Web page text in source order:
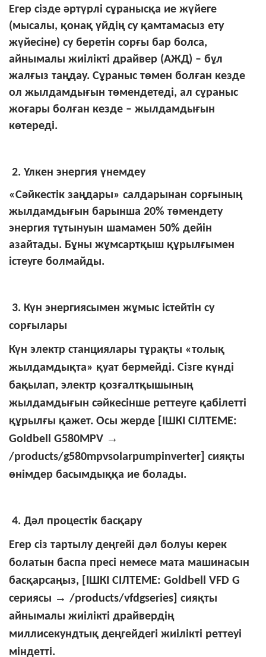
Егер сізде әртүрлі сұранысқа ие жүйеге
(мысалы, қонақ үйдің су қамтамасыз ету
жүйесіне) су беретін сорғы бар болса,
айнымалы жиілікті драйвер (АЖД) – бұл
жалғыз таңдау. Сұраныс төмен болған кезде
ол жылдамдығын төмендетеді, ал сұраныс
жоғары болған кезде – жылдамдығын
көтереді.
2. Үлкен энергия үнемдеу
«Сәйкестік заңдары» салдарынан сорғының
жылдамдығын барынша 20% төмендету
энергия тұтынуын шамамен 50% дейін
азайтады. Бұны жұмсартқыш құрылғымен
істеуге болмайды.
3. Күн энергиясымен жұмыс істейтін су
сорғылары
Күн электр станциялары тұрақты «толық
жылдамдықта» қуат бермейді. Сізге күнді
бақылап, электр қозғалтқышының
жылдамдығын сәйкесінше реттеуге қабілетті
құрылғы қажет. Осы жерде [ІШКІ СІЛТЕМЕ:
Goldbell G580MPV →
/products/g580mpvsolarpumpinverter] сияқты
өнімдер басымдыққа ие болады.
4. Дәл процестік басқару
Егер сіз тартылу деңгейі дәл болуы керек
болатын баспа пресі немесе мата машинасын
басқарсаңыз, [ІШКІ СІЛТЕМЕ: Goldbell VFD G
сериясы → /products/vfdgseries] сияқты
айнымалы жиілікті драйвердің
миллисекундтық деңгейдегі жиілікті реттеуі
міндетті.